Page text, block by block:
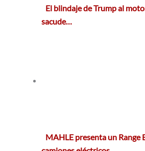
El blindaje de Trump al
sacude…
MAHLE presenta un Range